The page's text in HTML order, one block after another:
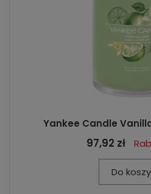
Yankee Candle
97,92 zł
Do